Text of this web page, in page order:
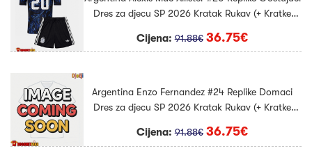
Dres za djecu SP 2026 Kratak Rukav (+ Kratke
Cijena:91.88€ 36.75€
Argentina Enzo Fernandez #24 Replike Domaci
Dres za djecu SP 2026 Kratak Rukav (+ Kratke
Cijena:91.88€ 36.75€